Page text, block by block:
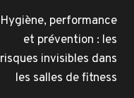
Hygiène, performance
et prévention : les
risques invisibles dans
les salles de fitness